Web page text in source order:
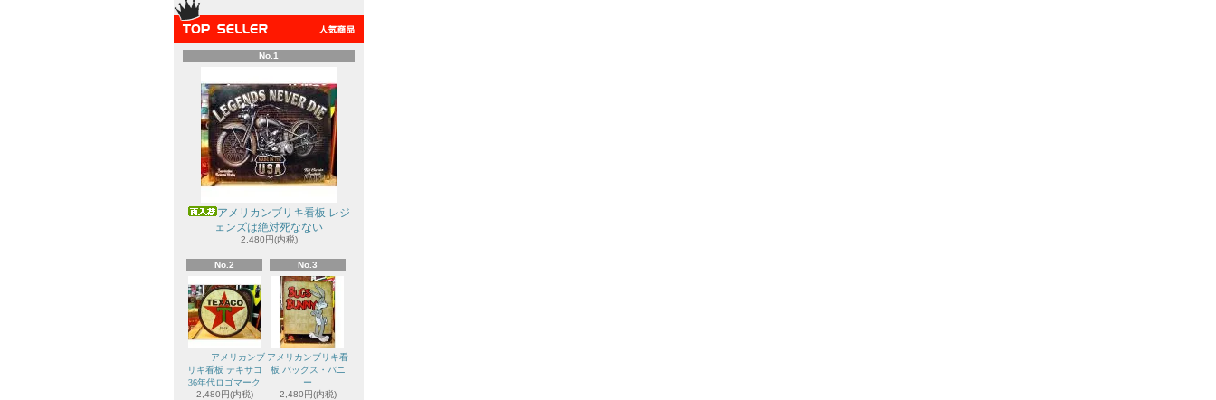
No.1
アメリカンブリキ看板 レジ
ェンズは絶対死なない
2,480円(内税)
No.2
アメリカンブ
リキ看板 テキサコ
36年代ロゴマーク
2,480円(内税)
No.3
アメリカンブリキ看
板 バッグス・バニ
ー
2,480円(内税)